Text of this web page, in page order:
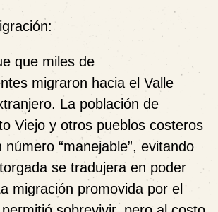
que miles de
migraron hacia el Valle
La población de
Viejo y otros pueblos costeros
número “manejable”, evitando
se tradujera en poder
migración promovidapor el